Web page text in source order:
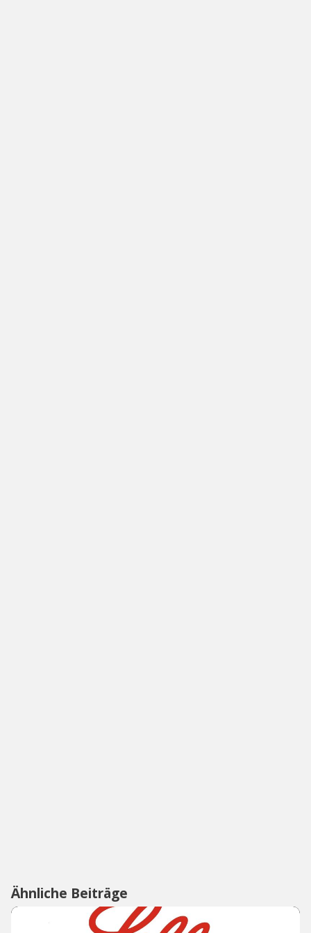
Ähnliche Beiträge